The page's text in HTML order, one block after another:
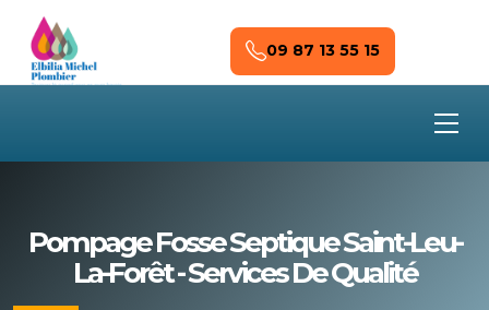
Skip to main content
09 87 13 55 15
Pompage Fosse Septique Saint-Leu-
La-Forêt - Services De Qualité